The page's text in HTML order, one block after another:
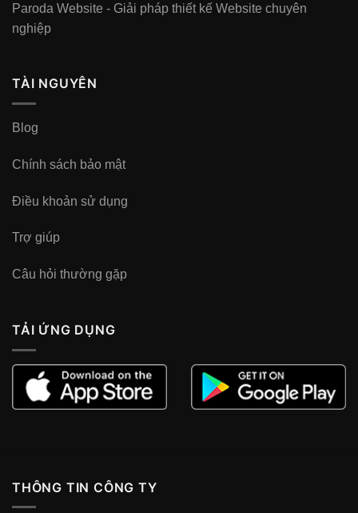
Paroda Website - Giải pháp thiết kế Website chuyên
nghiệp
TÀI NGUYÊN
Blog
Chính sách bảo mật
Điều khoản sử dụng
Trợ giúp
Câu hỏi thường gặp
TẢI ỨNG DỤNG
THÔNG TIN CÔNG TY